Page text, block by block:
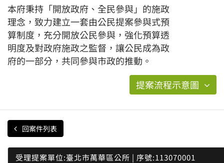
本府秉持「開放政府、全民參與」的施政
理念，致力建立一套由公民提案參與式預
算制度，充分開放公民參與，強化預算透
明度及對政府施政之監督，讓公民成為政
府的一部分，共同參與市政的推動。
提案流程示意圖
回案件列表
受理提案單位:臺北市萬華區公所 | 序號:113070001